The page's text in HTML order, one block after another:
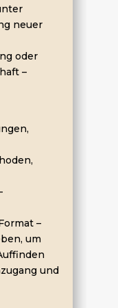
neuer
oder
–
–
um
und